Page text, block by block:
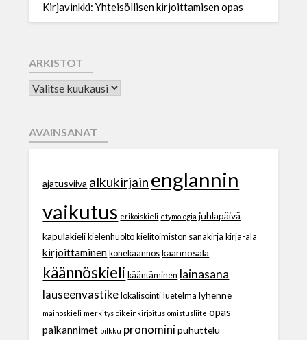
Kirjavinkki: Yhteisöllisen kirjoittamisen opas
ARKISTOT
AVAINSANAT
ajatusviiva alkukirjain englannin
vaikutus erikoiskieli etymologia juhlapäivä
kapulakieli kielenhuolto kielitoimiston sanakirja kirja-ala
kirjoittaminen konekäännös käännösala
käännöskieli kääntäminen lainasana
lauseenvastike lokalisointi luetelma lyhenne
mainoskieli merkitys oikeinkirjoitus omistusliite opas
paikannimet pilkku pronomini puhuttelu